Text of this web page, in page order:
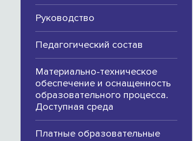
Руководство
Педагогический состав
Материально-техническое
обеспечение и оснащенность
образовательного процесса.
Доступная среда
Платные образовательные